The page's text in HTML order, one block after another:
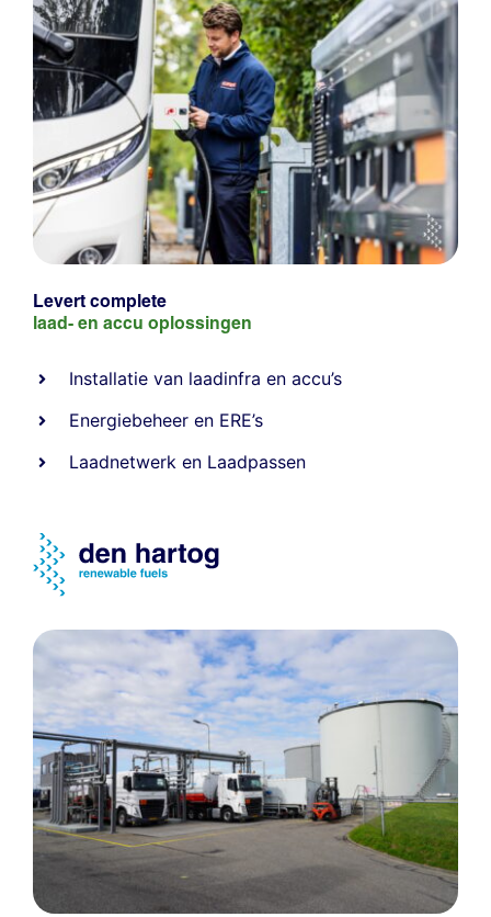
Levert complete
laad- en accu oplossingen
Installatie van laadinfra en accu’s
Energiebeheer en ERE’s
Laadnetwerk en Laadpassen